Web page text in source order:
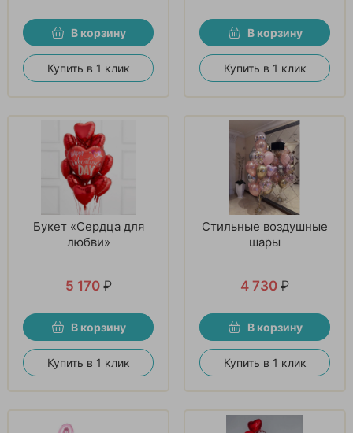
В корзину
Купить в 1 клик
В корзину
Купить в 1 клик
Букет «Сердца для
любви»
5 170 ₽
В корзину
Купить в 1 клик
Стильные воздушные
шары
4 730 ₽
В корзину
Купить в 1 клик